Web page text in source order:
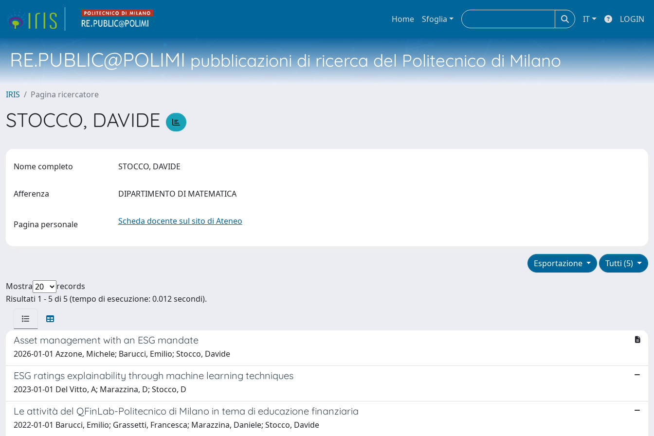
Home Sfoglia IT LOGIN
RE.PUBLIC@POLIMIpubblicazioni di ricerca del Politecnico di Milano
IRIS Pagina ricercatore
STOCCO, DAVIDE
Nome completo STOCCO, DAVIDE
Afferenza DIPARTIMENTO DI MATEMATICA
Pagina personale Scheda docente sul sito di Ateneo
Tutti (5)
Esportazione
Mostra
records
Risultati 1 - 5 di 5 (tempo di esecuzione: 0.012 secondi).
Asset management with an ESG mandate
2026-01-01 Azzone, Michele; Barucci, Emilio; Stocco, Davide
ESG ratings explainability through machine learning techniques
2023-01-01 Del Vitto, A; Marazzina, D; Stocco, D
Le attività del QFinLab-Politecnico di Milano in tema di educazione finanziaria
2022-01-01 Barucci, Emilio; Grassetti, Francesca; Marazzina, Daniele; Stocco, Davide